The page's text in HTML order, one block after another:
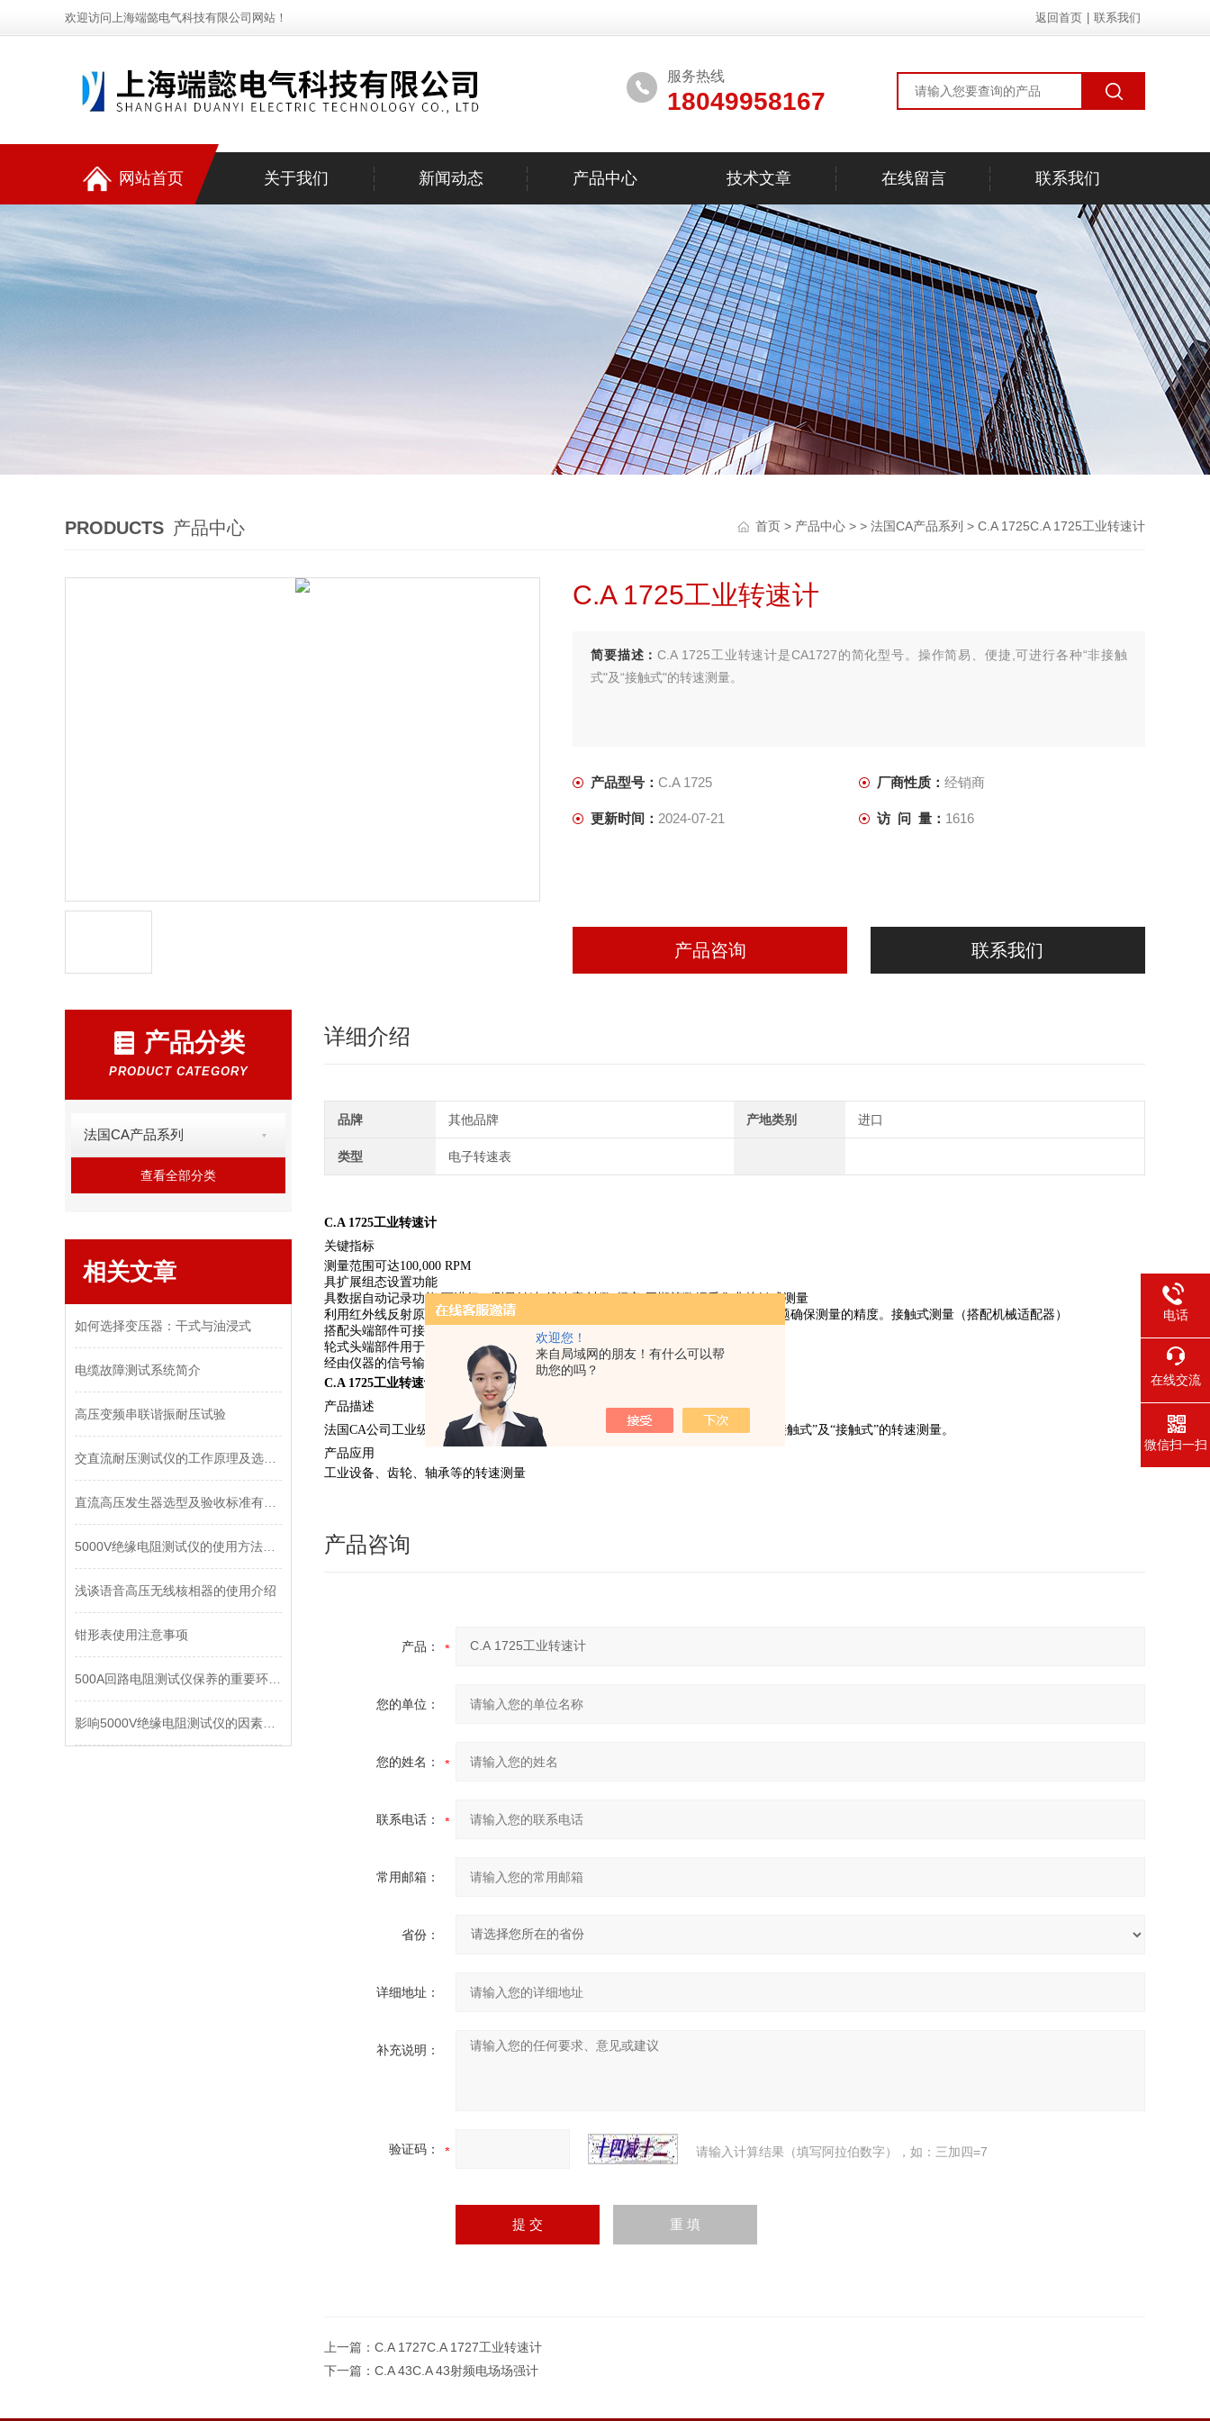
欢迎您！
来自局域网的朋友！有什么可以帮
助您的吗？
欢迎访问上海端懿电气科技有限公司网站！ 返回首页 联系我们
服务热线
18049958167
网站首页 关于我们 新闻动态 产品中心 技术文章 在线留言 联系我们
PRODUCTS 产品中心 首页 > 产品中心 > > 法国CA产品系列 > C.A 1725C.A 1725工业转速计
C.A 1725工业转速计
简要描述：C.A 1725工业转速计是CA1727的简化型号。操作简易、便捷,可进行各种“非接触
式"及“接触式"的转速测量。
产品型号： C.A 1725 厂商性质： 经销商
更新时间： 2024-07-21 访 问 量： 1616
产品咨询 联系我们
产品分类
PRODUCT CATEGORY
法国CA产品系列
查看全部分类
相关文章
如何选择变压器：干式与油浸式
电缆故障测试系统简介
高压变频串联谐振耐压试验
浅谈语音高压无线核相器的使用介绍
钳形表使用注意事项
详细介绍
品牌 其他品牌 产地类别 进口
类型 电子转速表
C.A 1725工业转速计
关键指标
测量范围可达100,000 RPM
具扩展组态设置功能
具数据自动记录功能,可进行：测量转速,线速度,计数,频率,周期等数据采集非接触式测量
利用红外线反射原理进行测量。红外线可避免外部光源的干扰和光源缺失带来的问题确保测量的精度。接触式测量（搭配机械适配器）
搭配头端部件可接触于旋转电机转动轴进行测量。
轮式头端部件用于测量线速度。信号输入测量
经由仪器的信号输入接口,可将不同类型传感器的输出信号接入仪器,进行转速测量。
C.A 1725工业转速计
产品描述
法国CA公司工业级转速计,是CA1727的简化型号。操作简易、便捷,可进行各种“非接触式”及“接触式”的转速测量。
产品应用
工业设备、齿轮、轴承等的转速测量
产品咨询
产品：
您的单位：
您的姓名：
联系电话：
常用邮箱：
省份：
详细地址：
补充说明：
验证码： 请输入计算结果（填写阿拉伯数字），如：三加四=7
上一篇： C.A 1727C.A 1727工业转速计
下一篇： C.A 43C.A 43射频电场场强计
电话
在线交流
微信扫一扫